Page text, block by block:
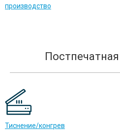
производство
Тиснение/конгрев